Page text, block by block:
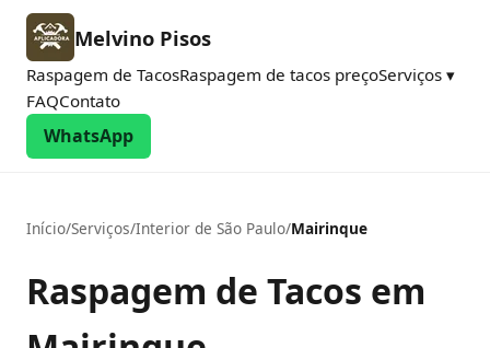
Melvino Pisos
Raspagem de TacosRaspagem de tacos preçoServiços ▾
FAQContato
WhatsApp
Início/Serviços/Interior de São Paulo/Mairinque
Raspagem de Tacos em